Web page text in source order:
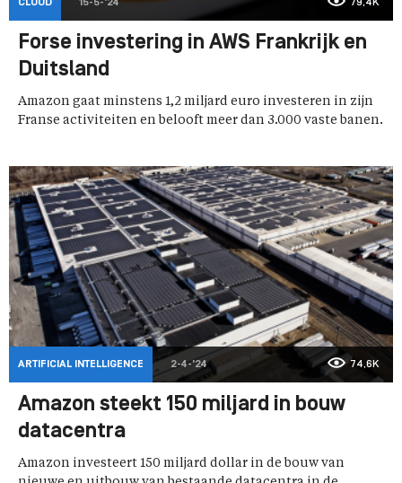
CLOUD 15-5-'24 79,4K
Forse investering in AWS Frankrijk en
Duitsland
Amazon gaat minstens 1,2 miljard euro investeren in zijn
Franse activiteiten en belooft meer dan 3.000 vaste banen.
ARTIFICIAL INTELLIGENCE 2-4-'24 74,6K
Amazon steekt 150 miljard in bouw
datacentra
Amazon investeert 150 miljard dollar in de bouw van